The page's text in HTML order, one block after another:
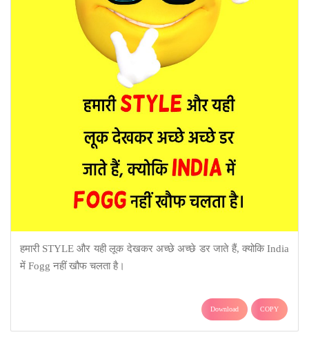
हमारी STYLE और यही लूक देखकर अच्छे अच्छे डर जाते हैं, क्योकि India
में Fogg नहीं खौफ चलता है।
Download COPY